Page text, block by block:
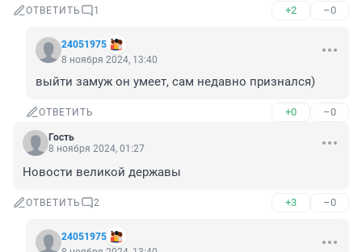
ОТВЕТИТЬ 1 +2 –0
24051975
8 ноября 2024, 13:40
выйти замуж он умеет, сам недавно признался)
ОТВЕТИТЬ +0 –0
Гость
8 ноября 2024, 01:27
Новости великой державы
ОТВЕТИТЬ 2 +3 –0
24051975